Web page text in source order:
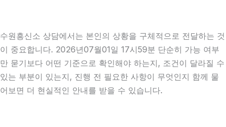
수원흥신소 상담에서는 본인의 상황을 구체적으로 전달하는 것
이 중요합니다. 2026년07월01일 17시59분 단순히 가능 여부
만 묻기보다 어떤 기준으로 확인해야 하는지, 조건이 달라질 수
있는 부분이 있는지, 진행 전 필요한 사항이 무엇인지 함께 물
어보면 더 현실적인 안내를 받을 수 있습니다.